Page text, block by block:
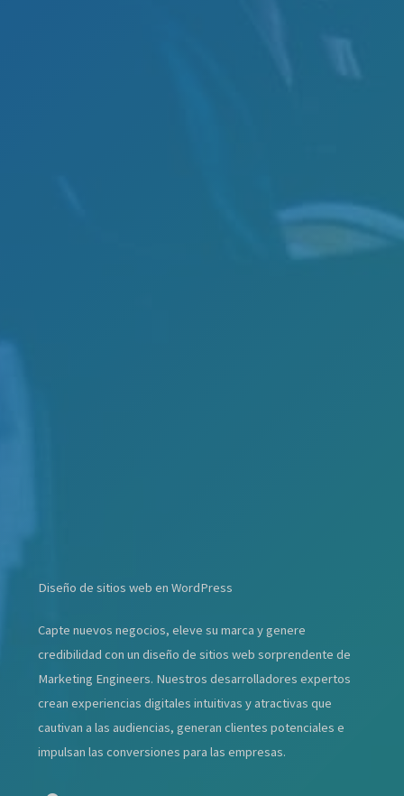
Diseño de sitios web en WordPress
Capte nuevos negocios, eleve su marca y genere
credibilidad con un diseño de sitios web sorprendente de
Marketing Engineers. Nuestros desarrolladores expertos
crean experiencias digitales intuitivas y atractivas que
cautivan a las audiencias, generan clientes potenciales e
impulsan las conversiones para las empresas.